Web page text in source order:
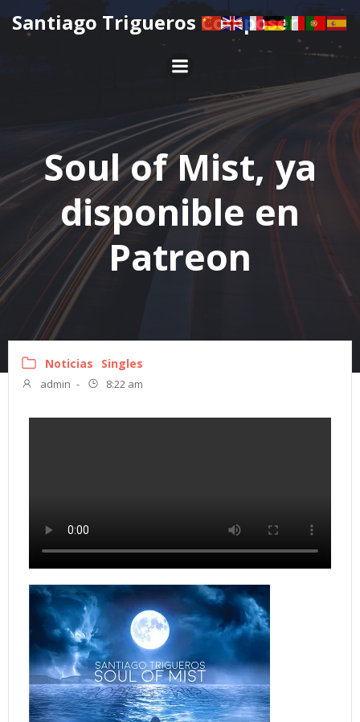
Santiago Trigueros Composer
Soul of Mist, ya
disponible en
Patreon
Noticias Singles
admin - 8:22 am